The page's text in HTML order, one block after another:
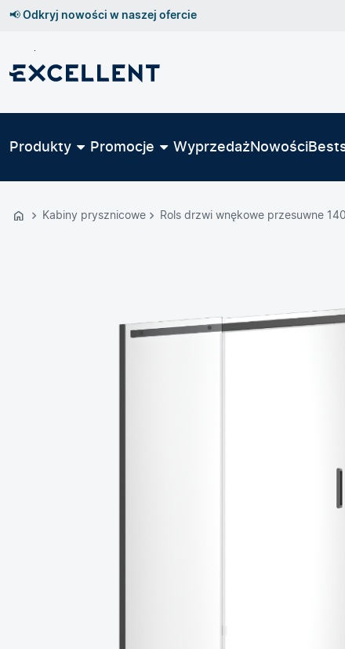
Przejdź
GŁÓWNEJ
📢 Odkryj nowości w naszej ofercie
Produkty Promocje Wyprzedaż Nowości
Kabiny prysznicowe Rols drzwi wnękowe przesuwne